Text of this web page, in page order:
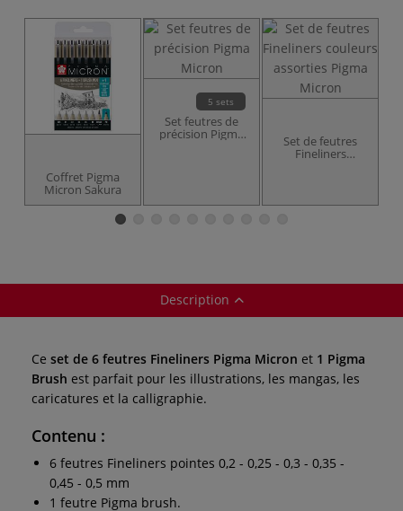
Coffret Pigma
Micron Sakura
5 sets
Set feutres de
précision Pigma Set de feutres
Fineliners
Description
Ce set de 6 feutres Fineliners Pigma Micron et 1 Pigma
Brush est parfait pour les illustrations, les mangas, les
caricatures et la calligraphie.
Contenu :
6 feutres Fineliners pointes 0,2 - 0,25 - 0,3 - 0,35 -
0,45 - 0,5 mm
1 feutre Pigma brush.